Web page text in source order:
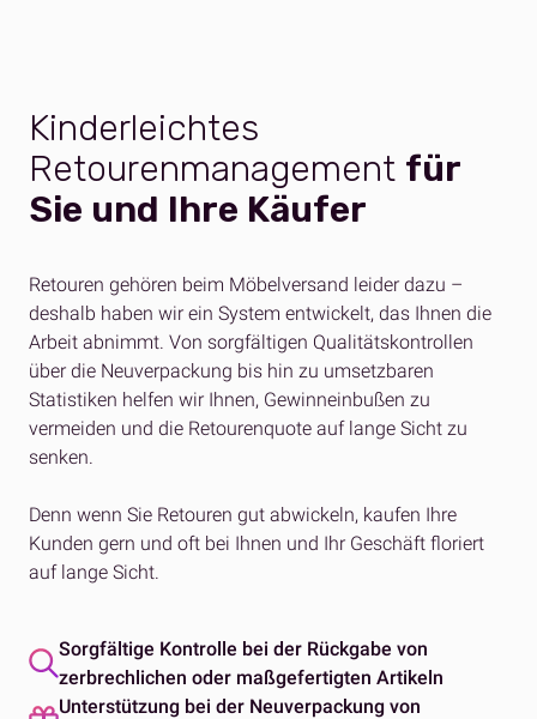
Kinderleichtes
Retourenmanagement für
Sie und Ihre Käufer
Retouren gehören beim Möbelversand leider dazu –
deshalb haben wir ein System entwickelt, das Ihnen die
Arbeit abnimmt. Von sorgfältigen Qualitätskontrollen
über die Neuverpackung bis hin zu umsetzbaren
Statistiken helfen wir Ihnen, Gewinneinbußen zu
vermeiden und die Retourenquote auf lange Sicht zu
senken.
Denn wenn Sie Retouren gut abwickeln, kaufen Ihre
Kunden gern und oft bei Ihnen und Ihr Geschäft floriert
auf lange Sicht.
Sorgfältige Kontrolle bei der Rückgabe von
zerbrechlichen oder maßgefertigten Artikeln
Unterstützung bei der Neuverpackung von